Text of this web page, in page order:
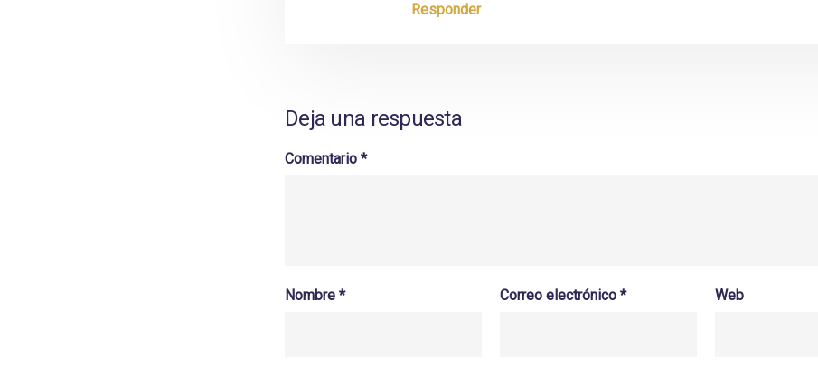
Responder
Deja una respuesta
Comentario *
Nombre * Correo electrónico * Web